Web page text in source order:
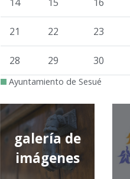
21 22 23
28 29 30
Ayuntamiento de Sesué
galería de
imágenes